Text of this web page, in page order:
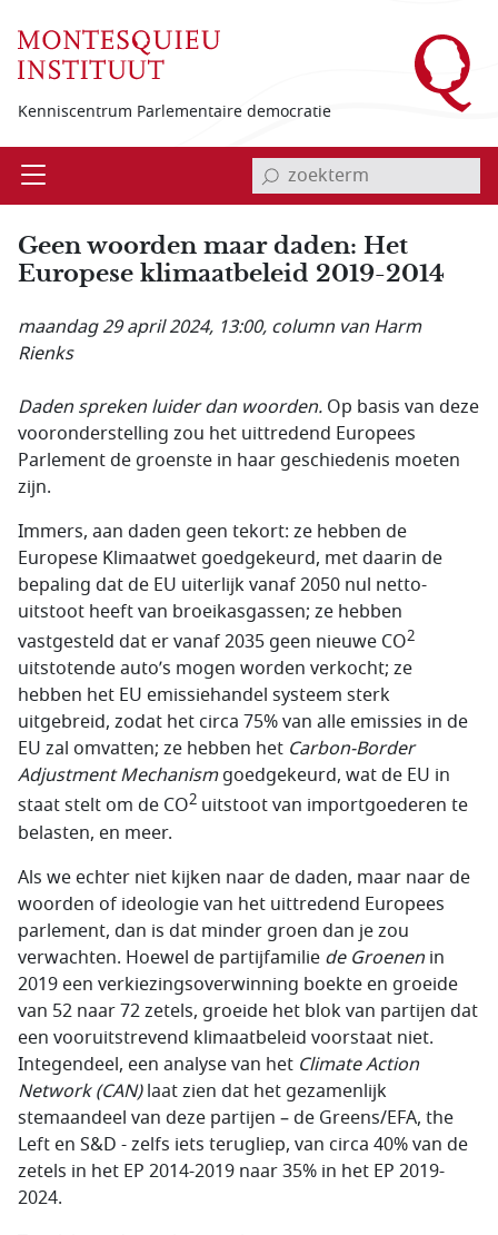
Kenniscentrum Parlementaire democratie
Open invoerveld zoekterm
Geen woorden maar daden: Het
Europese klimaatbeleid 2019-2014
maandag 29 april 2024, 13:00, column van Harm
Rienks
Daden spreken luider dan woorden. Op basis van deze
vooronderstelling zou het uittredend Europees
Parlement de groenste in haar geschiedenis moeten
zijn.
Immers, aan daden geen tekort: ze hebben de
Europese Klimaatwet goedgekeurd, met daarin de
bepaling dat de EU uiterlijk vanaf 2050 nul netto-
uitstoot heeft van broeikasgassen; ze hebben
vastgesteld dat er vanaf 2035 geen nieuwe CO2
uitstotende auto’s mogen worden verkocht; ze
hebben het EU emissiehandel systeem sterk
uitgebreid, zodat het circa 75% van alle emissies in de
EU zal omvatten; ze hebben het Carbon-Border
Adjustment Mechanismgoedgekeurd, wat de EU in
staat stelt om de CO2 uitstoot van importgoederen te
belasten, en meer.
Als we echter niet kijken naar de daden, maar naar de
woorden of ideologie van het uittredend Europees
parlement, dan is dat minder groen dan je zou
verwachten. Hoewel de partijfamilie de Groenen in
2019 een verkiezingsoverwinning boekte en groeide
van 52 naar 72 zetels, groeide het blok van partijen dat
een vooruitstrevend klimaatbeleid voorstaat niet.
Integendeel, een analyse van het Climate Action
Network (CAN)laat zien dat het gezamenlijk
stemaandeel van deze partijen – de Greens/EFA, the
Left en S&D - zelfs iets terugliep, van circa 40% van de
zetels in het EP 2014-2019 naar 35% in het EP 2019-
2024.